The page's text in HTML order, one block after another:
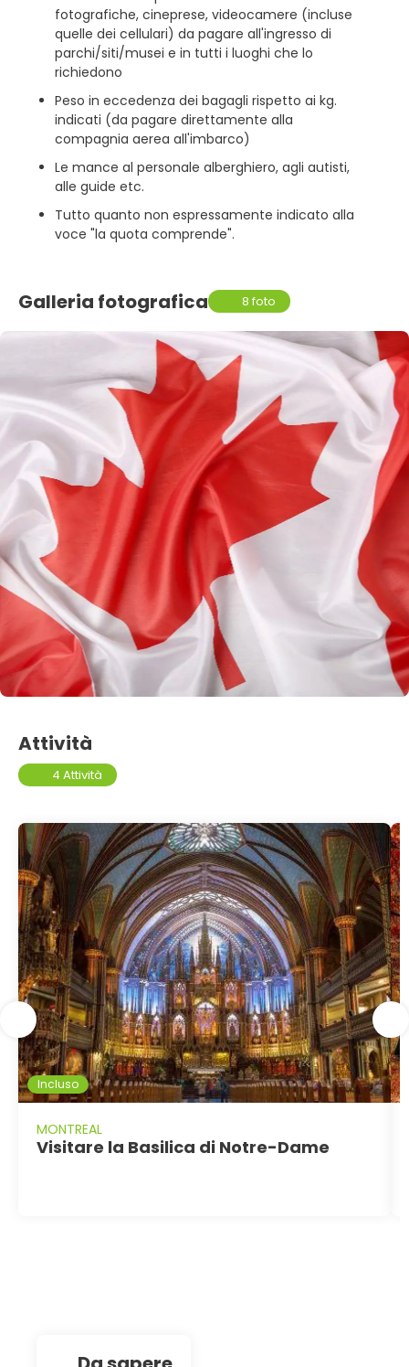
fotografiche, cineprese, videocamere (incluse
quelle dei cellulari) da pagare all'ingresso di
parchi/siti/musei e in tutti i luoghi che lo
richiedono
Peso in eccedenza dei bagagli rispetto ai kg.
indicati (da pagare direttamente alla
compagnia aerea all'imbarco)
Le mance al personale alberghiero, agli autisti,
alle guide etc.
Tutto quanto non espressamente indicato alla
voce "la quota comprende".
Galleria fotografica 8 foto
Attività
4 Attività
Incluso
MONTREAL
Visitare la Basilica di Notre-Dame